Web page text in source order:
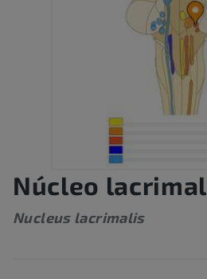
Núcleo lacrimal
Nucleus lacrimalis